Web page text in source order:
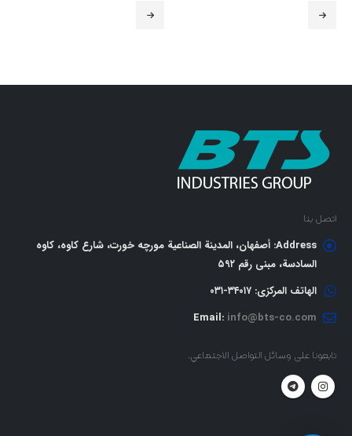
اتصل بنا
Address: أصفهان، المدينة الصناعية مورچه خورت، شارع كاوه، كاوه
السادسة، مبنى رقم ٥٩٢
الهاتف المركزي: ٣٤٠١٧-٠٣١
Email: info@bts-co.com
تابعونا على وسائل التواصل الاجتماعي.